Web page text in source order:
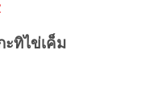
ทิไข่เค็ม